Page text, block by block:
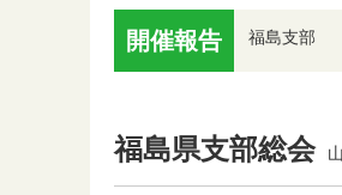
開催報告 福島支部
福島県支部総会